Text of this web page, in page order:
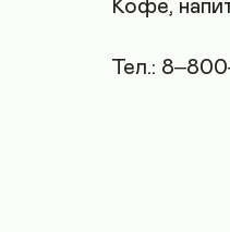
Кофе,
Тел.: